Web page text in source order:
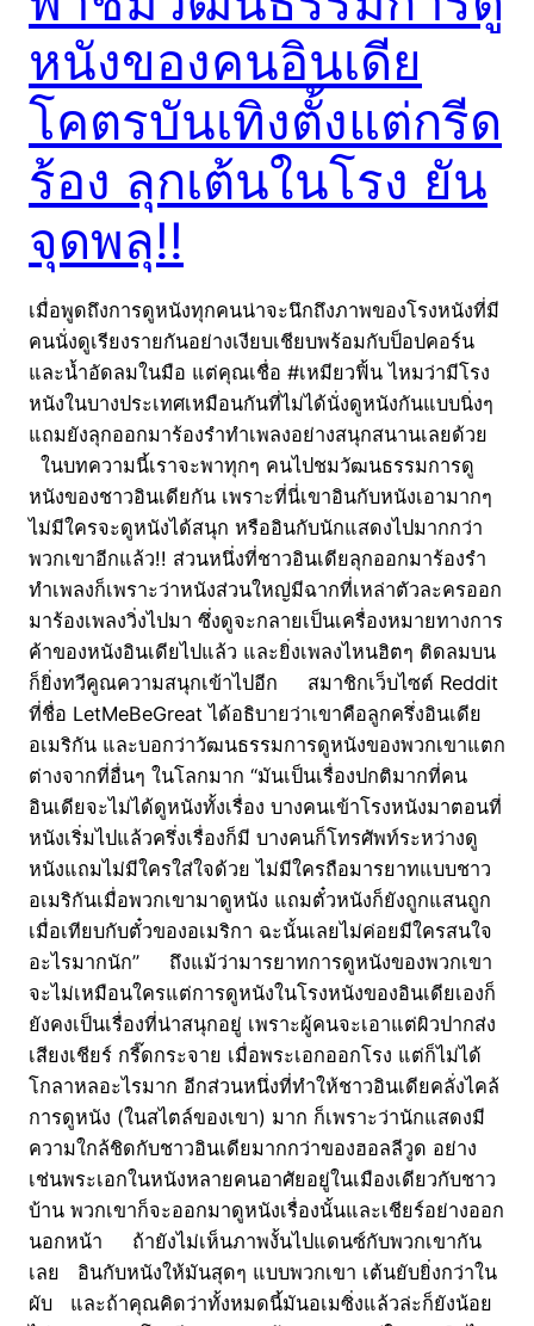
หนังของคนอินเดีย
โคตรบันเทิงตั้งแต่กรีด
ร้อง ลุกเต้นในโรง ยัน
จุดพลุ!!
เมื่อพูดถึงการดูหนังทุกคนน่าจะนึกถึงภาพของโรงหนังที่มี
คนนั่งดูเรียงรายกันอย่างเงียบเชียบพร้อมกับป็อปคอร์น
และน้ำอัดลมในมือ แต่คุณเชื่อ #เหมียวฟิ้น ไหมว่ามีโรง
หนังในบางประเทศเหมือนกันที่ไม่ได้นั่งดูหนังกันแบบนิ่งๆ
แถมยังลุกออกมาร้องรำทำเพลงอย่างสนุกสนานเลยด้วย
ในบทความนี้เราจะพาทุกๆ คนไปชมวัฒนธรรมการดู
หนังของชาวอินเดียกัน เพราะที่นี่เขาอินกับหนังเอามากๆ
ไม่มีใครจะดูหนังได้สนุก หรืออินกับนักแสดงไปมากกว่า
พวกเขาอีกแล้ว!! ส่วนหนึ่งที่ชาวอินเดียลุกออกมาร้องรำ
ทำเพลงก็เพราะว่าหนังส่วนใหญ่มีฉากที่เหล่าตัวละครออก
มาร้องเพลงวิ่งไปมา ซึ่งดูจะกลายเป็นเครื่องหมายทางการ
ค้าของหนังอินเดียไปแล้ว และยิ่งเพลงไหนฮิตๆ ติดลมบน
ก็ยิ่งทวีคูณความสนุกเข้าไปอีก สมาชิกเว็บไซต์ Reddit
ที่ชื่อ LetMeBeGreat ได้อธิบายว่าเขาคือลูกครึ่งอินเดีย
อเมริกัน และบอกว่าวัฒนธรรมการดูหนังของพวกเขาแตก
ต่างจากที่อื่นๆ ในโลกมาก “มันเป็นเรื่องปกติมากที่คน
อินเดียจะไม่ได้ดูหนังทั้งเรื่อง บางคนเข้าโรงหนังมาตอนที่
หนังเริ่มไปแล้วครึ่งเรื่องก็มี บางคนก็โทรศัพท์ระหว่างดู
หนังแถมไม่มีใครใส่ใจด้วย ไม่มีใครถือมารยาทแบบชาว
อเมริกันเมื่อพวกเขามาดูหนัง แถมตั๋วหนังก็ยังถูกแสนถูก
เมื่อเทียบกับตั๋วของอเมริกา ฉะนั้นเลยไม่ค่อยมีใครสนใจ
อะไรมากนัก” ถึงแม้ว่ามารยาทการดูหนังของพวกเขา
จะไม่เหมือนใครแต่การดูหนังในโรงหนังของอินเดียเองก็
ยังคงเป็นเรื่องที่น่าสนุกอยู่ เพราะผู้คนจะเอาแต่ผิวปากส่ง
เสียงเชียร์ กรี๊ดกระจาย เมื่อพระเอกออกโรง แต่ก็ไม่ได้
โกลาหลอะไรมาก อีกส่วนหนึ่งที่ทำให้ชาวอินเดียคลั่งไคล้
การดูหนัง (ในสไตล์ของเขา) มาก ก็เพราะว่านักแสดงมี
ความใกล้ชิดกับชาวอินเดียมากกว่าของฮอลลีวูด อย่าง
เช่นพระเอกในหนังหลายคนอาศัยอยู่ในเมืองเดียวกับชาว
บ้าน พวกเขาก็จะออกมาดูหนังเรื่องนั้นและเชียร์อย่างออก
นอกหน้า ถ้ายังไม่เห็นภาพงั้นไปแดนซ์กับพวกเขากัน
เลย อินกับหนังให้มันสุดๆ แบบพวกเขา เต้นยับยิ่งกว่าใน
ผับ และถ้าคุณคิดว่าทั้งหมดนี้มันอเมซิ่งแล้วล่ะก็ยังน้อย